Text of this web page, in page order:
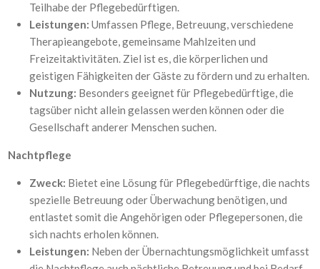
Teilhabe der Pflegebedürftigen.
Leistungen: Umfassen Pflege, Betreuung, verschiedene
Therapieangebote, gemeinsame Mahlzeiten und
Freizeitaktivitäten. Ziel ist es, die körperlichen und
geistigen Fähigkeiten der Gäste zu fördern und zu erhalten.
Nutzung: Besonders geeignet für Pflegebedürftige, die
tagsüber nicht allein gelassen werden können oder die
Gesellschaft anderer Menschen suchen.
Nachtpflege
Zweck: Bietet eine Lösung für Pflegebedürftige, die nachts
spezielle Betreuung oder Überwachung benötigen, und
entlastet somit die Angehörigen oder Pflegepersonen, die
sich nachts erholen können.
Leistungen: Neben der Übernachtungsmöglichkeit umfasst